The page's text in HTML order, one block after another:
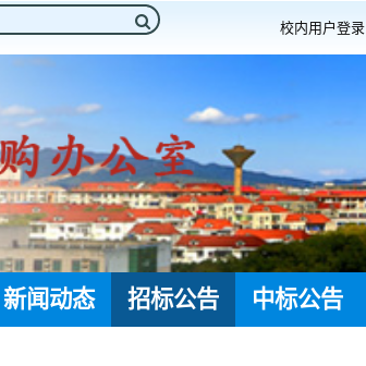
校内用户登录
新闻动态 招标公告 中标公告